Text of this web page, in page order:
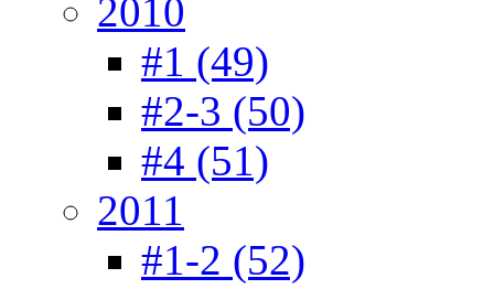
2010
#1 (49)
#2-3 (50)
#4 (51)
2011
#1-2 (52)